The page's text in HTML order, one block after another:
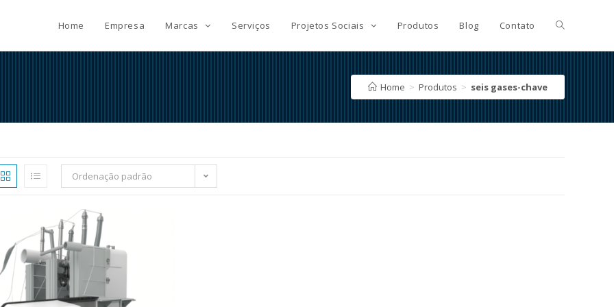
Home Empresa Marcas Serviços Projetos Sociais Produtos Blog Contato
Home > Produtos > seis gases-chave
Ordenação padrão